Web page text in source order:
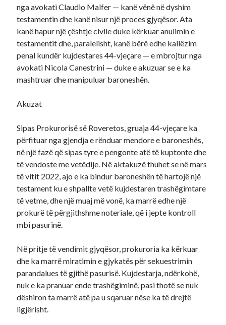
nga avokati Claudio Malfer — kanë vënë në dyshim
testamentin dhe kanë nisur një proces gjyqësor. Ata
kanë hapur një çështje civile duke kërkuar anulimin e
testamentit dhe, paralelisht, kanë bërë edhe kallëzim
penal kundër kujdestares 44-vjeçare — e mbrojtur nga
avokati Nicola Canestrini — duke e akuzuar se e ka
mashtruar dhe manipuluar baroneshën.
Akuzat
Sipas Prokurorisë së Roveretos, gruaja 44-vjeçare ka
përfituar nga gjendja e rënduar mendore e baroneshës,
në një fazë që sipas tyre e pengonte atë të kuptonte dhe
të vendoste me vetëdije. Në aktakuzë thuhet se në mars
të vitit 2022, ajo e ka bindur baroneshën të hartojë një
testament ku e shpallte vetë kujdestaren trashëgimtare
të vetme, dhe një muaj më vonë, ka marrë edhe një
prokurë të përgjithshme noteriale, që i jepte kontroll
mbi pasurinë.
Në pritje të vendimit gjyqësor, prokuroria ka kërkuar
dhe ka marrë miratimin e gjykatës për sekuestrimin
parandalues të gjithë pasurisë. Kujdestarja, ndërkohë,
nuk e ka pranuar ende trashëgiminë, pasi thotë se nuk
dëshiron ta marrë atë pa u sqaruar nëse ka të drejtë
ligjërisht.